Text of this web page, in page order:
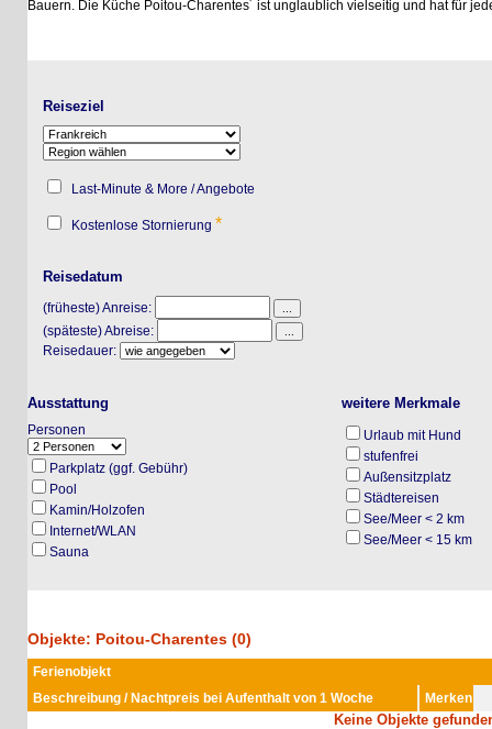
Bauern. Die Küche Poitou-Charentes´ ist unglaublich vielseitig und hat für jeden
Reiseziel
Last-Minute & More / Angebote
Kostenlose Stornierung*
Reisedatum
(früheste) Anreise:
(späteste) Abreise:
Reisedauer:
Ausstattung
Personen
Parkplatz (ggf. Gebühr)
Pool
Kamin/Holzofen
Internet/WLAN
Sauna
weitere Merkmale
Urlaub mit Hund
stufenfrei
Außensitzplatz
Städtereisen
See/Meer < 2 km
See/Meer < 15 km
Objekte: Poitou-Charentes (0)
Ferienobjekt
Beschreibung / Nachtpreis bei Aufenthalt von 1 Woche
Merken
Keine Objekte gefunden